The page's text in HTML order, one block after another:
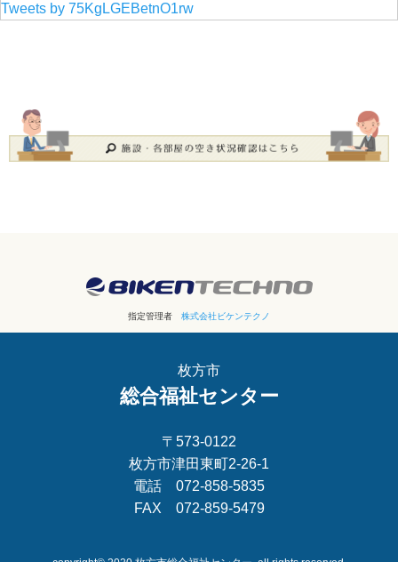
Tweets by 75KgLGEBetnO1rw
指定管理者 株式会社ビケンテクノ
枚方市
総合福祉センター
〒573-0122
枚方市津田東町2-26-1
電話 072-858-5835
FAX 072-859-5479